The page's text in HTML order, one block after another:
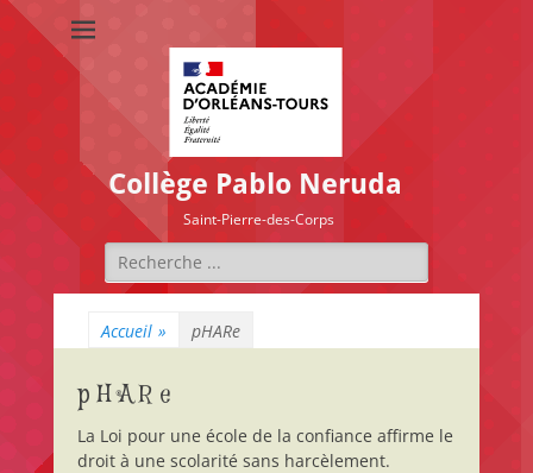
Collège Pablo Neruda
Saint-Pierre-des-Corps
Rechercher :
Accueil » pHARe
pHARe
La Loi pour une école de la confiance affirme le
droit à une scolarité sans harcèlement.